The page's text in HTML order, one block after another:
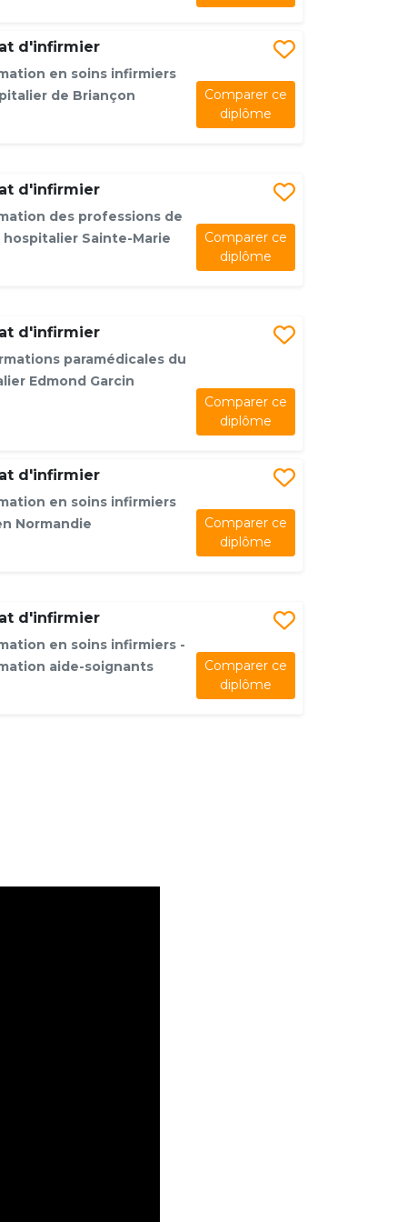
d'infirmier
en soins infirmiers
de Briançon
Comparer ce
diplôme
d'infirmier
des professions de
Sainte-Marie
Comparer ce
diplôme
d'infirmier
paramédicales du
Edmond Garcin
Comparer ce
diplôme
d'infirmier
en soins infirmiers
Normandie
Comparer ce
diplôme
d'infirmier
en soins infirmiers -
aide-soignants
Comparer ce
diplôme